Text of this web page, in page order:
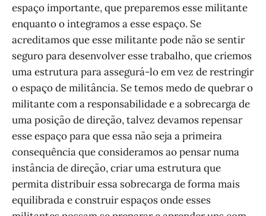
espaço importante, que preparemos esse militante
enquanto o integramos a esse espaço. Se
acreditamos que esse militante pode não se sentir
seguro para desenvolver esse trabalho, que criemos
uma estrutura para assegurá-lo em vez de restringir
o espaço de militância. Se temos medo de quebrar o
militante com a responsabilidade e a sobrecarga de
uma posição de direção, talvez devamos repensar
esse espaço para que essa não seja a primeira
consequência que consideramos ao pensar numa
instância de direção, criar uma estrutura que
permita distribuir essa sobrecarga de forma mais
equilibrada e construir espaços onde esses